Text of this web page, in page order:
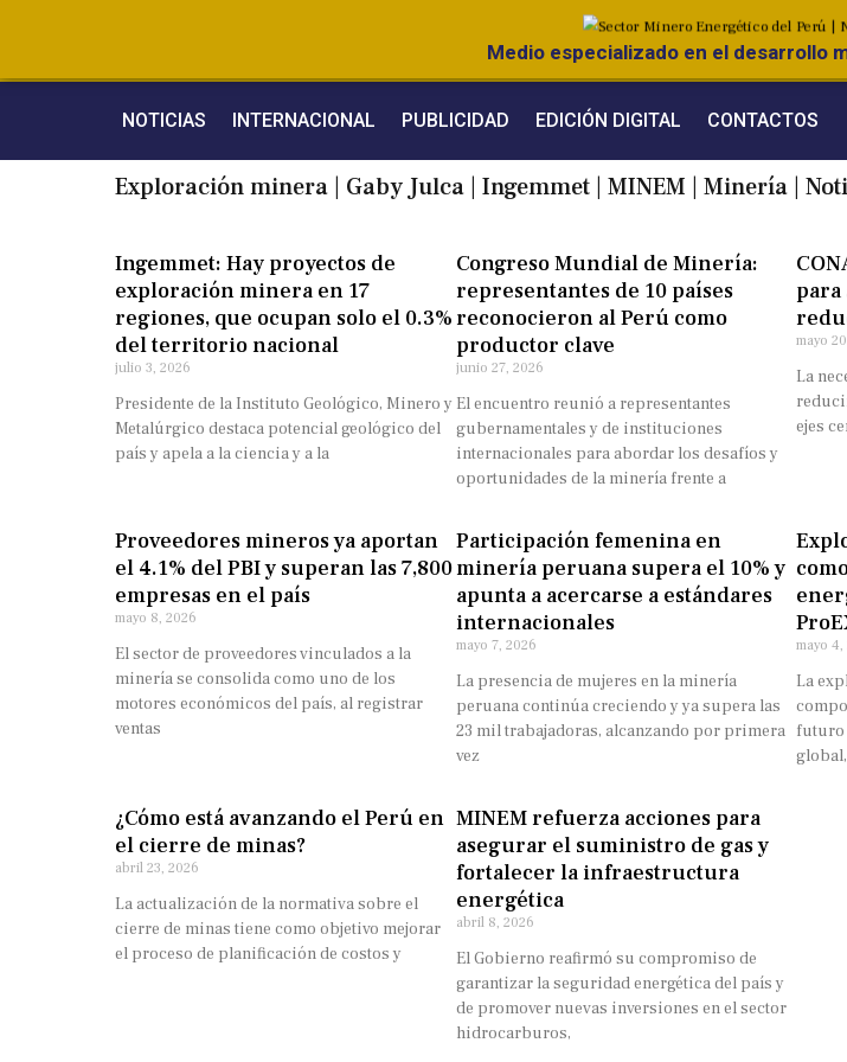
Medio especializado en el desarrollo
NOTICIAS INTERNACIONAL PUBLICIDAD EDICIÓN DIGITAL CONTACTOS
Exploración minera | Gaby Julca | Ingemmet | MINEM | Minería |
Ingemmet: Hay proyectos de
exploración minera en 17
regiones, que ocupan solo el 0.3%
del territorio nacional
julio 3, 2026
Presidente de la Instituto Geológico, Minero y
Metalúrgico destaca potencial geológico del
país y apela a la ciencia y a la
Congreso Mundial de Minería:
representantes de 10 países
reconocieron al Perú como
productor clave
junio 27, 2026
El encuentro reunió a representantes
gubernamentales y de instituciones
internacionales para abordar los desafíos y
oportunidades de la minería frente a
mayo
La
ejes
Proveedores mineros ya aportan
el 4.1% del PBI y superan las 7,800
empresas en el país
mayo 8, 2026
El sector de proveedores vinculados a la
minería se consolida como uno de los
motores económicos del país, al registrar
ventas
Participación femenina en
minería peruana supera el 10% y
apunta a acercarse a estándares
internacionales
mayo 7, 2026
La presencia de mujeres en la minería
peruana continúa creciendo y ya supera las
23 mil trabajadoras, alcanzando por primera
vez
mayo 4,
La
futuro
¿Cómo está avanzando el Perú en
el cierre de minas?
abril 23, 2026
La actualización de la normativa sobre el
cierre de minas tiene como objetivo mejorar
el proceso de planificación de costos y
MINEM refuerza acciones para
asegurar el suministro de gas y
fortalecer la infraestructura
energética
abril 8, 2026
El Gobierno reafirmó su compromiso de
garantizar la seguridad energética del país y
de promover nuevas inversiones en el sector
hidrocarburos,